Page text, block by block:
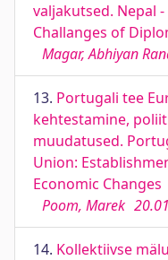
valjakutsed. Nepal
Challanges of
Magar, Abhiyan
13. Portugali tee
kehtestamine,
muudatused.
Union:
Economic Changes
Poom, Marek
14. Kollektiivse